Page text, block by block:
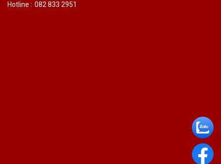
Hotline : 082 833 2951